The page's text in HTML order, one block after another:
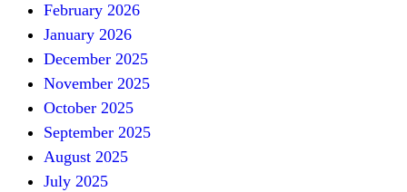
February 2026
January 2026
December 2025
November 2025
October 2025
September 2025
August 2025
July 2025